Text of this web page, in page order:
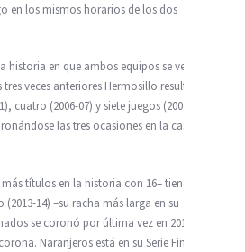
en los mismos horarios de los dos
historia en que ambos equipos se vean la
veces anteriores Hermosillo resultó
cuatro (2006-07) y siete juegos (2009-
las tres ocasiones en la casa de
títulos en la historia con 16– tiene 10
14) –su racha más larga en su
se coronó por última vez en 2015-16 y
Naranjeros está en su Serie Final